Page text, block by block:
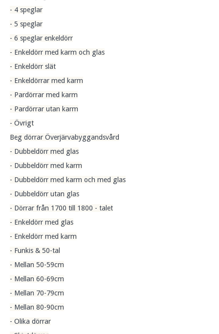
- 4 speglar
- 5 speglar
- 6 speglar enkeldörr
- Enkeldörr med karm och glas
- Enkeldörr slät
- Enkeldörrar med karm
- Pardörrar med karm
- Pardörrar utan karm
- Övrigt
Beg dörrar Överjärvabyggandsvård
- Dubbeldörr med glas
- Dubbeldörr med karm
- Dubbeldörr med karm och med glas
- Dubbeldörr utan glas
- Dörrar från 1700 till 1800 - talet
- Enkeldörr med glas
- Enkeldörr med karm
- Funkis & 50-tal
- Mellan 50-59cm
- Mellan 60-69cm
- Mellan 70-79cm
- Mellan 80-90cm
- Olika dörrar